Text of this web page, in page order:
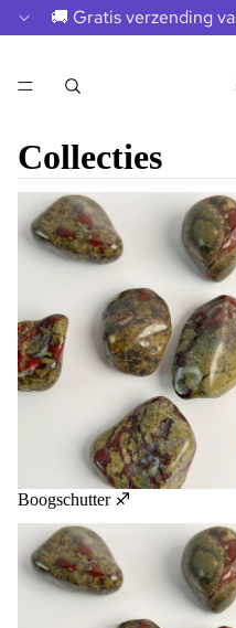
🚚 Gratis verzending
Collecties
Boogschutter ♐️
Boogschutter ♐️
Edelstenen ABC